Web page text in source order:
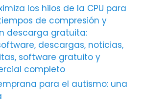
los hilos de la CPU para
de compresión y
descarga gratuita:
descargas, noticias,
software gratuito y
completo
para el autismo: una